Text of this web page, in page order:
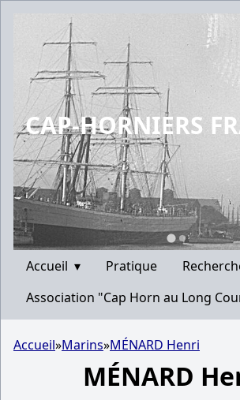
CAP-HORNIERS
Accueil ▾ Pratique
Association "Cap Horn au Long
Accueil»Marins»MÉNARD Henri
MÉNARD